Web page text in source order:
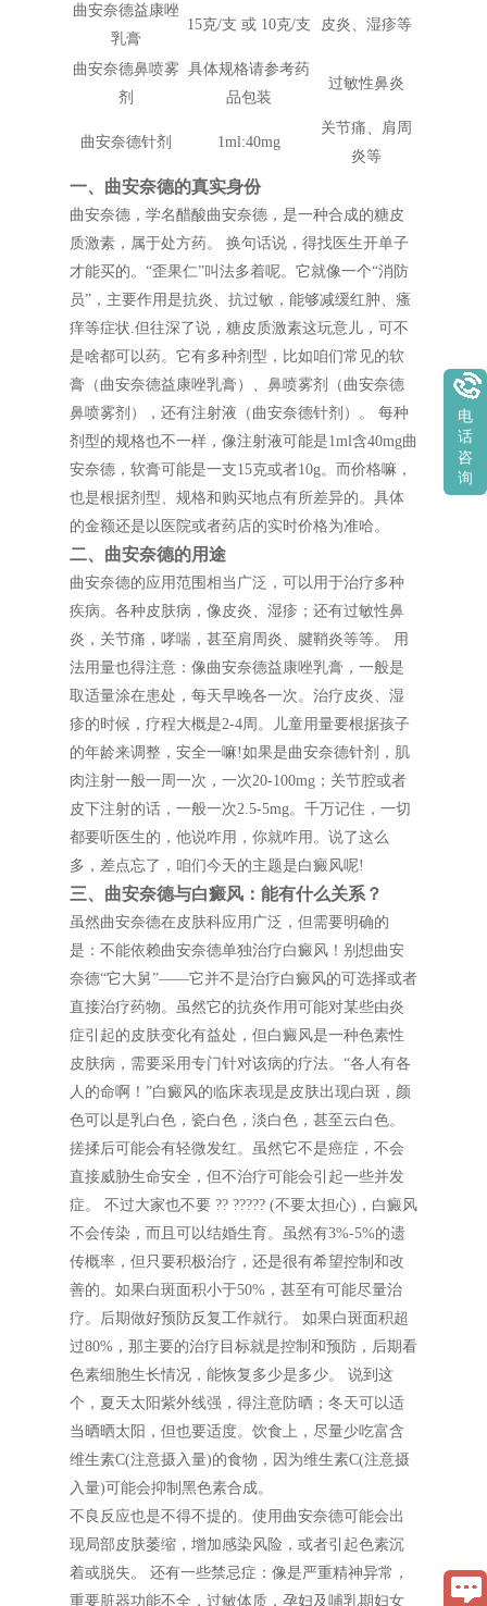
曲安奈德益康唑
乳膏
15克/支 或 10克/支 皮炎、湿疹等
曲安奈德鼻喷雾
剂
具体规格请参考药
品包装
过敏性鼻炎
曲安奈德针剂 1ml:40mg
关节痛、肩周
炎等
一、曲安奈德的真实身份
曲安奈德，学名醋酸曲安奈德，是一种合成的糖皮
质激素，属于处方药。 换句话说，得找医生开单子
才能买的。“歪果仁”叫法多着呢。它就像一个“消防
员”，主要作用是抗炎、抗过敏，能够减缓红肿、瘙
痒等症状.但往深了说，糖皮质激素这玩意儿，可不
是啥都可以药。它有多种剂型，比如咱们常见的软
膏（曲安奈德益康唑乳膏）、鼻喷雾剂（曲安奈德
鼻喷雾剂），还有注射液（曲安奈德针剂）。 每种
剂型的规格也不一样，像注射液可能是1ml含40mg曲
安奈德，软膏可能是一支15克或者10g。而价格嘛，
也是根据剂型、规格和购买地点有所差异的。具体
的金额还是以医院或者药店的实时价格为准哈。
二、曲安奈德的用途
曲安奈德的应用范围相当广泛，可以用于治疗多种
疾病。各种皮肤病，像皮炎、湿疹；还有过敏性鼻
炎，关节痛，哮喘，甚至肩周炎、腱鞘炎等等。 用
法用量也得注意：像曲安奈德益康唑乳膏，一般是
取适量涂在患处，每天早晚各一次。治疗皮炎、湿
疹的时候，疗程大概是2-4周。儿童用量要根据孩子
的年龄来调整，安全一嘛!如果是曲安奈德针剂，肌
肉注射一般一周一次，一次20-100mg；关节腔或者
皮下注射的话，一般一次2.5-5mg。千万记住，一切
都要听医生的，他说咋用，你就咋用。说了这么
多，差点忘了，咱们今天的主题是白癜风呢!
三、曲安奈德与白癜风：能有什么关系？
虽然曲安奈德在皮肤科应用广泛，但需要明确的
是：不能依赖曲安奈德单独治疗白癜风！别想曲安
奈德“它大舅”——它并不是治疗白癜风的可选择或者
直接治疗药物。虽然它的抗炎作用可能对某些由炎
症引起的皮肤变化有益处，但白癜风是一种色素性
皮肤病，需要采用专门针对该病的疗法。“各人有各
人的命啊！”白癜风的临床表现是皮肤出现白斑，颜
色可以是乳白色，瓷白色，淡白色，甚至云白色。
搓揉后可能会有轻微发红。虽然它不是癌症，不会
直接威胁生命安全，但不治疗可能会引起一些并发
症。 不过大家也不要 ?? ????? (不要太担心)，白癜风
不会传染，而且可以结婚生育。虽然有3%-5%的遗
传概率，但只要积极治疗，还是很有希望控制和改
善的。如果白斑面积小于50%，甚至有可能尽量治
疗。后期做好预防反复工作就行。 如果白斑面积超
过80%，那主要的治疗目标就是控制和预防，后期看
色素细胞生长情况，能恢复多少是多少。 说到这
个，夏天太阳紫外线强，得注意防晒；冬天可以适
当晒晒太阳，但也要适度。饮食上，尽量少吃富含
维生素C(注意摄入量)的食物，因为维生素C(注意摄
入量)可能会抑制黑色素合成。
不良反应也是不得不提的。使用曲安奈德可能会出
现局部皮肤萎缩，增加感染风险，或者引起色素沉
着或脱失。 还有一些禁忌症：像是严重精神异常，
重要脏器功能不全，过敏体质，孕妇及哺乳期妇女
电
话
咨
询